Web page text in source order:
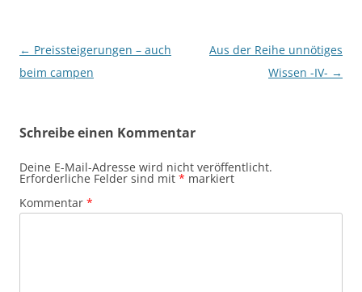
Beitragsnavigation
← Preissteigerungen – auch
beim campen
Aus der Reihe unnötiges
Wissen -IV- →
Schreibe einen Kommentar
Deine E-Mail-Adresse wird nicht veröffentlicht.
Erforderliche Felder sind mit * markiert
Kommentar *